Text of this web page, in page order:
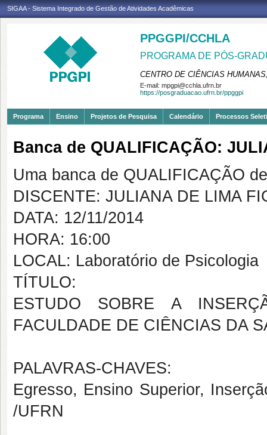
SIGAA - Sistema Integrado de Gestão de Atividades Acadêmicas
PPGGPI/CCHLA
PROGRAMA DE PÓS-
CENTRO DE CIÊNCIAS
E-mail: mpgpi@cchla.ufrn.br
https://posgraduacao.ufrn.br/ppggpi
Programa Ensino Projetos de Pesquisa Calendário Processos
Banca de QUALIFICAÇÃO:
Uma banca de QUALIFICAÇÃO
DISCENTE: JULIANA DE LIMA
DATA: 12/11/2014
HORA: 16:00
LOCAL: Laboratório de Psicologia
TÍTULO:
ESTUDO SOBRE A
FACULDADE DE CIÊNCIAS DA
PALAVRAS-CHAVES:
Egresso, Ensino Superior,
/UFRN